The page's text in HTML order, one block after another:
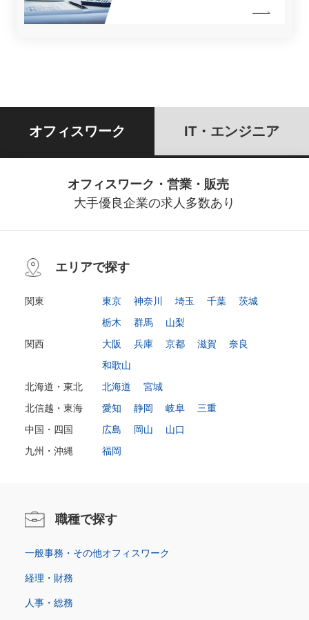
オフィスワーク IT・エンジニア
オフィスワーク・営業・販売
大手優良企業の求人多数あり
エリアで探す
関東 東京 神奈川 埼玉 千葉
茨城
栃木
群馬
山梨
関西
大阪 兵庫 京都 滋賀
奈良
和歌山
北海道・東北
北海道
宮城
北信越・東海
愛知 静岡 岐阜
三重
中国・四国
広島 岡山
山口
九州・沖縄
福岡
職種で探す
一般事務・その他オフィスワーク
経理・財務
人事・総務